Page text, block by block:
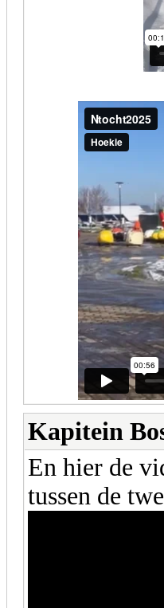
Kapitein
En hier de
tussen de